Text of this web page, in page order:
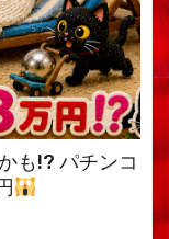
も!? パチンコ